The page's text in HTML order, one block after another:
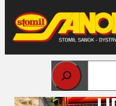
Przejdź
do
treści